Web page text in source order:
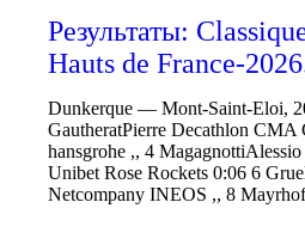
Результаты:
Hauts de France-
Dunkerque — Mont-Saint-Eloi,
GautheratPierre Decathlon
hansgrohe ,, 4
Unibet Rose Rockets 0:06 6
Netcompany INEOS ,, 8